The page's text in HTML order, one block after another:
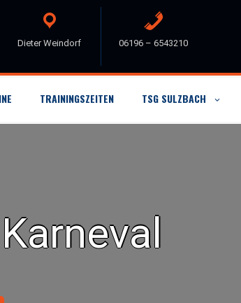
Dieter Weindorf 06196 – 6543210
TRAININGSZEITEN TSG SULZBACH